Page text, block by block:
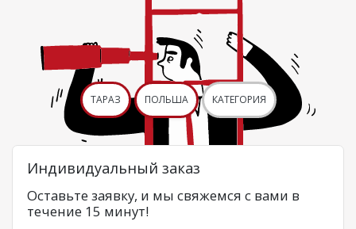
Индивидуальный заказ
Оставьте заявку, и мы свяжемся с вами в
течение 15 минут!
ТАРАЗ ПОЛЬША КАТЕГОРИЯ